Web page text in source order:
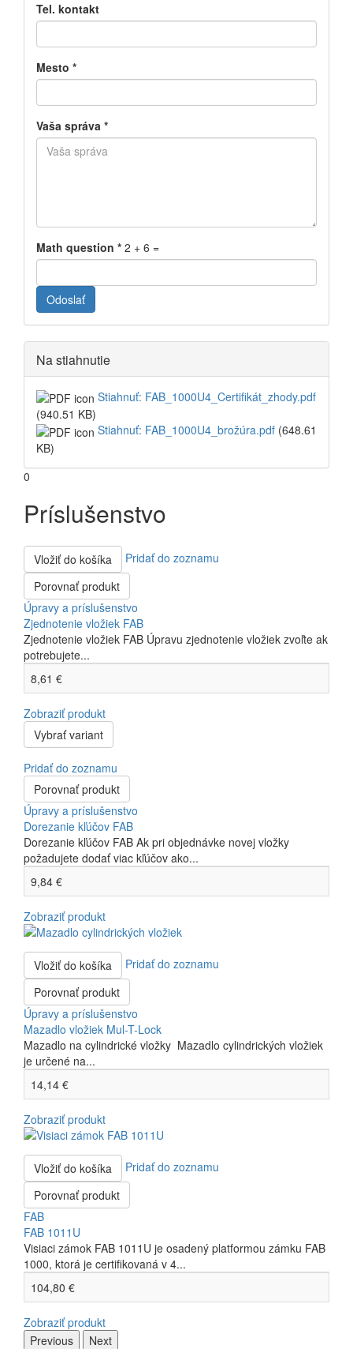
Tel. kontakt
Mesto *
Vaša správa *
Math question * 2 + 6 =
Odoslať
Na stiahnutie
Stiahnuť: FAB_1000U4_Certifikát_zhody.pdf
(940.51 KB)
Stiahnuť: FAB_1000U4_brožúra.pdf (648.61
KB)
0
Príslušenstvo
Vložiť do košíka
Pridať do zoznamu
Porovnať produkt
Úpravy a príslušenstvo
Zjednotenie vložiek FAB
Zjednotenie vložiek FAB Úpravu zjednotenie vložiek zvoľte ak
potrebujete...
8,61 €
Zobraziť produkt
Vybrať variant
Pridať do zoznamu
Porovnať produkt
Úpravy a príslušenstvo
Dorezanie kľúčov FAB
Dorezanie kľúčov FAB Ak pri objednávke novej vložky
požadujete dodať viac kľúčov ako...
9,84 €
Zobraziť produkt
Vložiť do košíka
Pridať do zoznamu
Porovnať produkt
Úpravy a príslušenstvo
Mazadlo vložiek Mul-T-Lock
Mazadlo na cylindrické vložky Mazadlo cylindrických vložiek
je určené na...
14,14 €
Zobraziť produkt
Vložiť do košíka
Pridať do zoznamu
Porovnať produkt
FAB
FAB 1011U
Visiaci zámok FAB 1011U je osadený platformou zámku FAB
1000, ktorá je certifikovaná v 4...
104,80 €
Zobraziť produkt
Previous
Next